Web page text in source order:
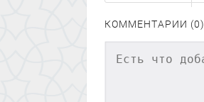
КОММЕНТАРИИ (0)